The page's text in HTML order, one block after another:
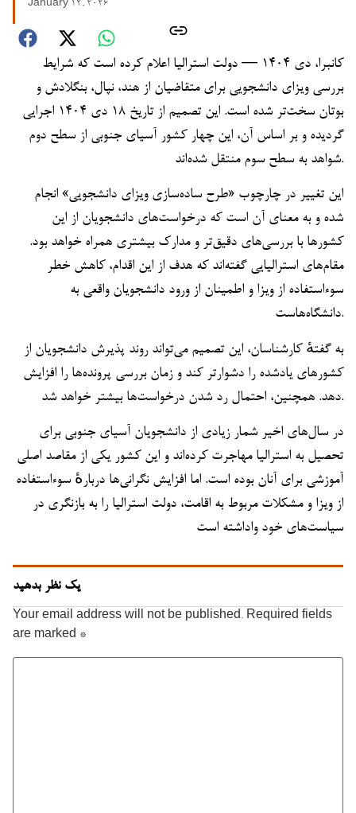
January 12, 2026
کانبرا، دی ۱۴۰۴ — دولت استرالیا اعلام کرده است که شرایط
بررسی ویزای دانشجویی برای متقاضیان از هند، نپال، بنگلادش و
بوتان سخت‌تر شده است. این تصمیم از تاریخ ۱۸ دی ۱۴۰۴ اجرایی
گردیده و بر اساس آن، این چهار کشور آسیای جنوبی از سطح دوم
شواهد به سطح سوم منتقل شده‌اند.
این تغییر در چارچوب «طرح ساده‌سازی ویزای دانشجویی» انجام
شده و به معنای آن است که درخواست‌های دانشجویان از این
کشورها با بررسی‌های دقیق‌تر و مدارک بیشتری همراه خواهد بود.
مقام‌های استرالیایی گفته‌اند که هدف از این اقدام، کاهش خطر
سوءاستفاده از ویزا و اطمینان از ورود دانشجویان واقعی به
دانشگاه‌هاست.
به گفتهٔ کارشناسان، این تصمیم می‌تواند روند پذیرش دانشجویان از
کشورهای یادشده را دشوارتر کند و زمان بررسی پرونده‌ها را افزایش
دهد. همچنین، احتمال رد شدن درخواست‌ها بیشتر خواهد شد.
در سال‌های اخیر شمار زیادی از دانشجویان آسیای جنوبی برای
تحصیل به استرالیا مهاجرت کرده‌اند و این کشور یکی از مقاصد اصلی
آموزشی برای آنان بوده است. اما افزایش نگرانی‌ها دربارهٔ سوءاستفاده
از ویزا و مشکلات مربوط به اقامت، دولت استرالیا را به بازنگری در
سیاست‌های خود واداشته است
یک نظر بدهید
Your email address will not be published. Required fields
are marked *